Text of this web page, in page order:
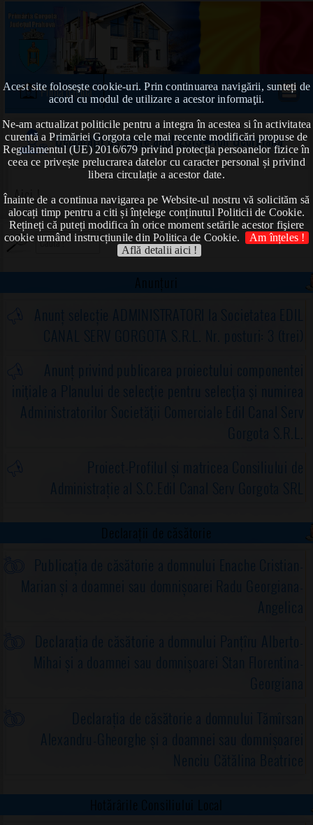
Acest site foloseşte cookie-uri. Prin continuarea navigării, sunteți de
acord cu modul de utilizare a acestor informaţii.
Ne-am actualizat politicile pentru a integra în acestea si în activitatea
curentă a Primăriei Gorgota cele mai recente modificări propuse de
Regulamentul (UE) 2016/679 privind protecția persoanelor fizice în
ceea ce privește prelucrarea datelor cu caracter personal și privind
libera circulație a acestor date.
Înainte de a continua navigarea pe Website-ul nostru vă solicităm să
alocați timp pentru a citi și înțelege conținutul Politicii de Cookie.
Rețineți că puteți modifica în orice moment setările acestor fişiere
cookie urmând instrucțiunile din Politica de Cookie.
Am înțeles !
Află detalii aici !
Prima pagină
Declarații de avere anul 2019➠Ion Georgiana
Aici !
Anunțuri
Anunț selecție ADMINISTRATORI la Societatea EDIL
CANAL SERV GORGOTA S.R.L. Nr. posturi: 3 (trei)
Anunț privind publicarea proiectului componentei
iniţiale a Planului de selecţie pentru selecţia şi numirea
Administratorilor Societăţii Comerciale Edil Canal Serv
Gorgota S.R.L.
Proiect-Profilul și matricea Consiliului de
Administrație al S.C.Edil Canal Serv Gorgota SRL
Declarații de căsătorie
Publicația de căsătorie a domnului Enache Cristian-
Marian și a doamnei sau domnișoarei Radu Georgiana-
Angelica
Declarația de căsătorie a domnului Panțîru Alberto-
Mihai și a doamnei sau domnișoarei Stan Florentina-
Georgiana
Declarația de căsătorie a domnului Tămîrsan
Alexandru-Gheorghe și a doamnei sau domnișoarei
Nenciu Cătălina Beatrice
Hotărârile Consiliului Local